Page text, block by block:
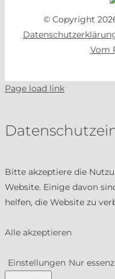
© Copyright
Vom
Page load link
Bitte akzeptiere die
Website. Einige davon
helfen, die Website zu
Alle akzeptieren
Einstellungen Nur